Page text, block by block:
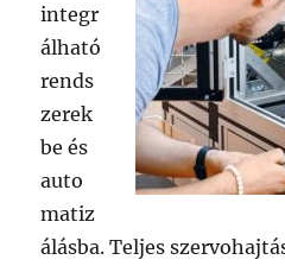
integr
álható
rends
zerek
be és
auto
matiz
álásba. Teljes